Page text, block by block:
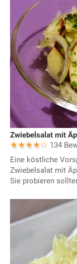
Zwiebelsalat mit
134
Eine köstliche
Zwiebelsalat mit
Sie probieren